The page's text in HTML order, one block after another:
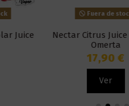
Fuera de stock
Nectar Citrus Juice 100ml -
17,90 €